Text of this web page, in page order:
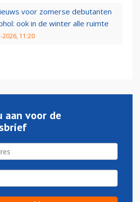
voor zomerse debutanten
ook in de winter alle ruimte
2026, 11:20
aan voor de